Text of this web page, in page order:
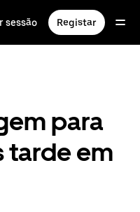
sessão Registar
para
tarde em